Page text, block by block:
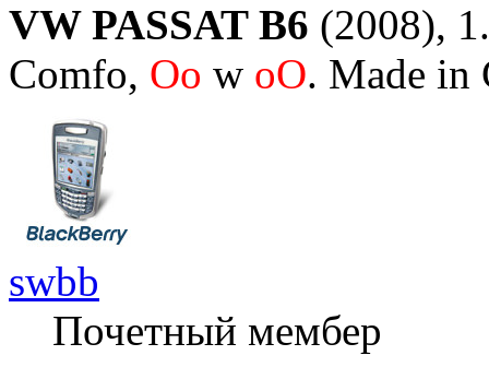
VW PASSAT B6 (2008),
Comfo, Oo w oO. Made in
swbb
Почетный мембер